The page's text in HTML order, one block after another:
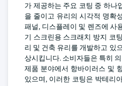
가 제공하는 주요 코팅 중 하나
을 줄이고 유리의 시각적 명확
패널, 디스플레이 및 렌즈에 사
기 스크린용 스크래치 방지 코
리 및 건축 유리를 개발하고 있
상시킵니다. 소비자들은 특히
제품 분야에서 항바이러스 및
있으며, 이러한 코팅은 박테리